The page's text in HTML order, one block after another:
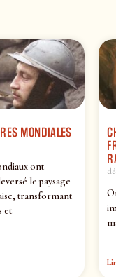
MONDIALES
ont
le paysage
transformant
et